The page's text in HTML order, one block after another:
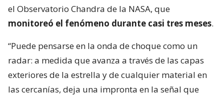
el Observatorio Chandra de la NASA, que
monitoreó el fenómeno durante casi tres meses.
“Puede pensarse en la onda de choque como un
radar: a medida que avanza a través de las capas
exteriores de la estrella y de cualquier material en
las cercanías, deja una impronta en la señal que